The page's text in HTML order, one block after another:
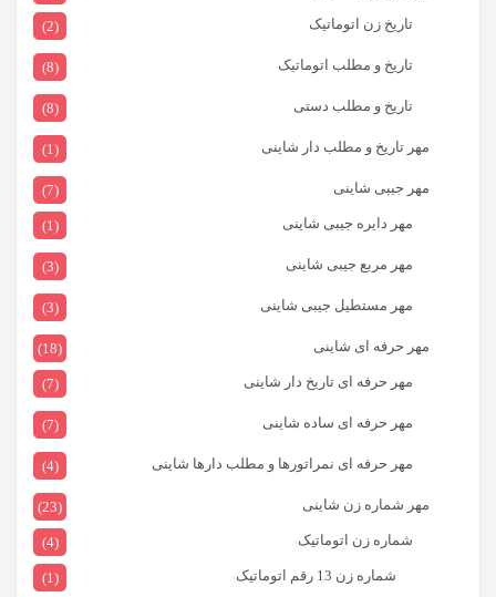
تاریخ زن اتوماتیک
(2)
تاریخ و مطلب اتوماتیک (8)
تاریخ و مطلب دستی (8)
مهر تاریخ و مطلب دار شاینی (1)
مهر جیبی شاینی
(7)
مهر دایره جیبی شاینی
(1)
مهر مربع جیبی شاینی (3)
مهر مستطیل جیبی شاینی (3)
مهر حرفه ای شاینی
(18)
مهر حرفه ای تاریخ دار شاینی
(7)
مهر حرفه ای ساده شاینی (7)
مهر حرفه ای نمراتورها و مطلب دارها شاینی (4)
مهر شماره زن شاینی
(23)
شماره زن اتوماتیک
(4)
شماره زن 13 رقم اتوماتیک
(1)